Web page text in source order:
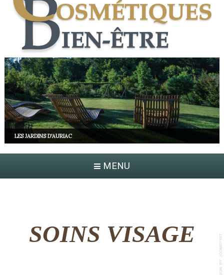
LES JARDINS D'AURIAC
MENU
SOINS VISAGE